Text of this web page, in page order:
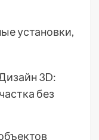
установки,